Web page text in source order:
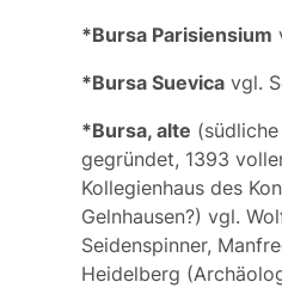
*Bursa Parisiensium
*Bursa Suevicavgl.
*Bursa, alte
gegründet, 1393
Kollegienhaus des
Gelnhausen?) vgl.
Seidenspinner,
Heidelberg